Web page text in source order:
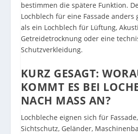
bestimmen die spätere Funktion.
Lochblech für eine Fassade anders
als ein Lochblech für Lüftung,
Getreidetrocknung oder eine
Schutzverkleidung.
KURZ GESAGT:
KOMMT ES BEI
NACH MASS AN?
Lochbleche eignen sich für
Sichtschutz, Geländer,